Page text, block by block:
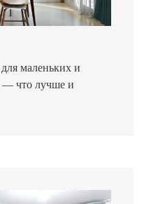
маленьких и
— что лучше и